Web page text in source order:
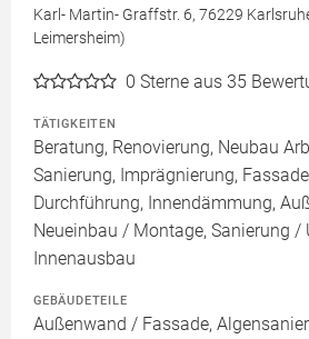
Karl- Martin- Graffstr. 6, 76229
Leimersheim)
0 Sterne aus 35
TÄTIGKEITEN
Beratung, Renovierung, Neubau
Sanierung, Imprägnierung,
Durchführung, Innendämmung,
Neueinbau / Montage, Sanierung /
Innenausbau
GEBÄUDETEILE
Außenwand / Fassade,